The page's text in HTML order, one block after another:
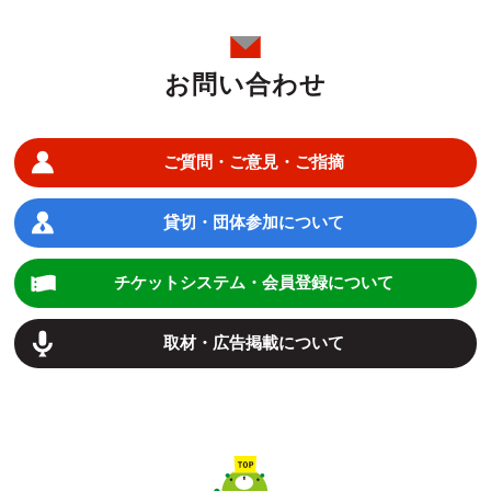
お問い合わせ
ご質問・ご意見・ご指摘
貸切・団体参加について
チケットシステム・会員登録について
取材・広告掲載について